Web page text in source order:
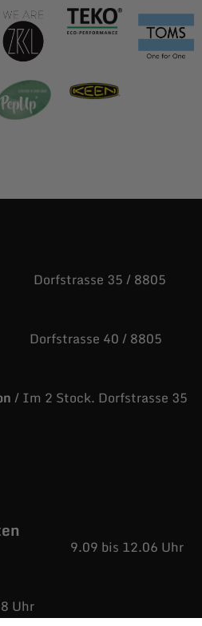
35 / 8805
Dorfstrasse 40 / 8805
/ Im 2 Stock. Dorfstrasse 35
9.09 bis 12.06 Uhr
Uhr